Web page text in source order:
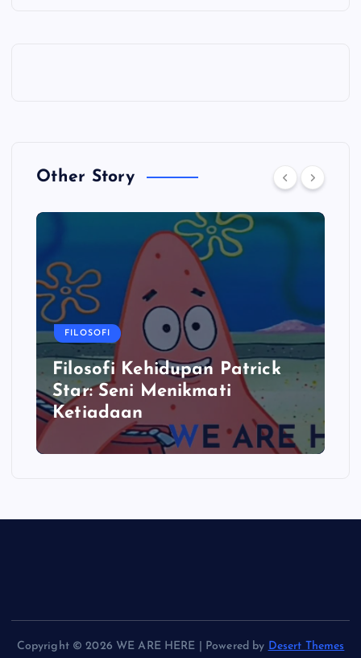
Other Story
FILOSOFI
Filosofi Kehidupan Patrick
Star: Seni Menikmati
Ketiadaan
Copyright © 2026 WE ARE HERE | Powered by Desert Themes